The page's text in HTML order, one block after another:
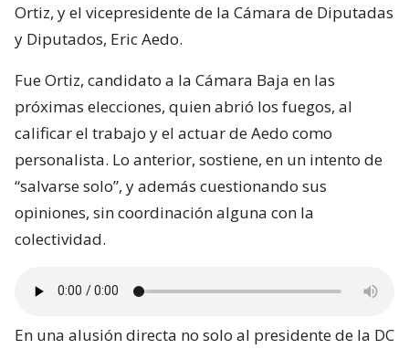
Ortiz, y el vicepresidente de la Cámara de Diputadas
y Diputados, Eric Aedo.
Fue Ortiz, candidato a la Cámara Baja en las
próximas elecciones, quien abrió los fuegos, al
calificar el trabajo y el actuar de Aedo como
personalista. Lo anterior, sostiene, en un intento de
“salvarse solo”, y además cuestionando sus
opiniones, sin coordinación alguna con la
colectividad.
En una alusión directa no solo al presidente de la DC